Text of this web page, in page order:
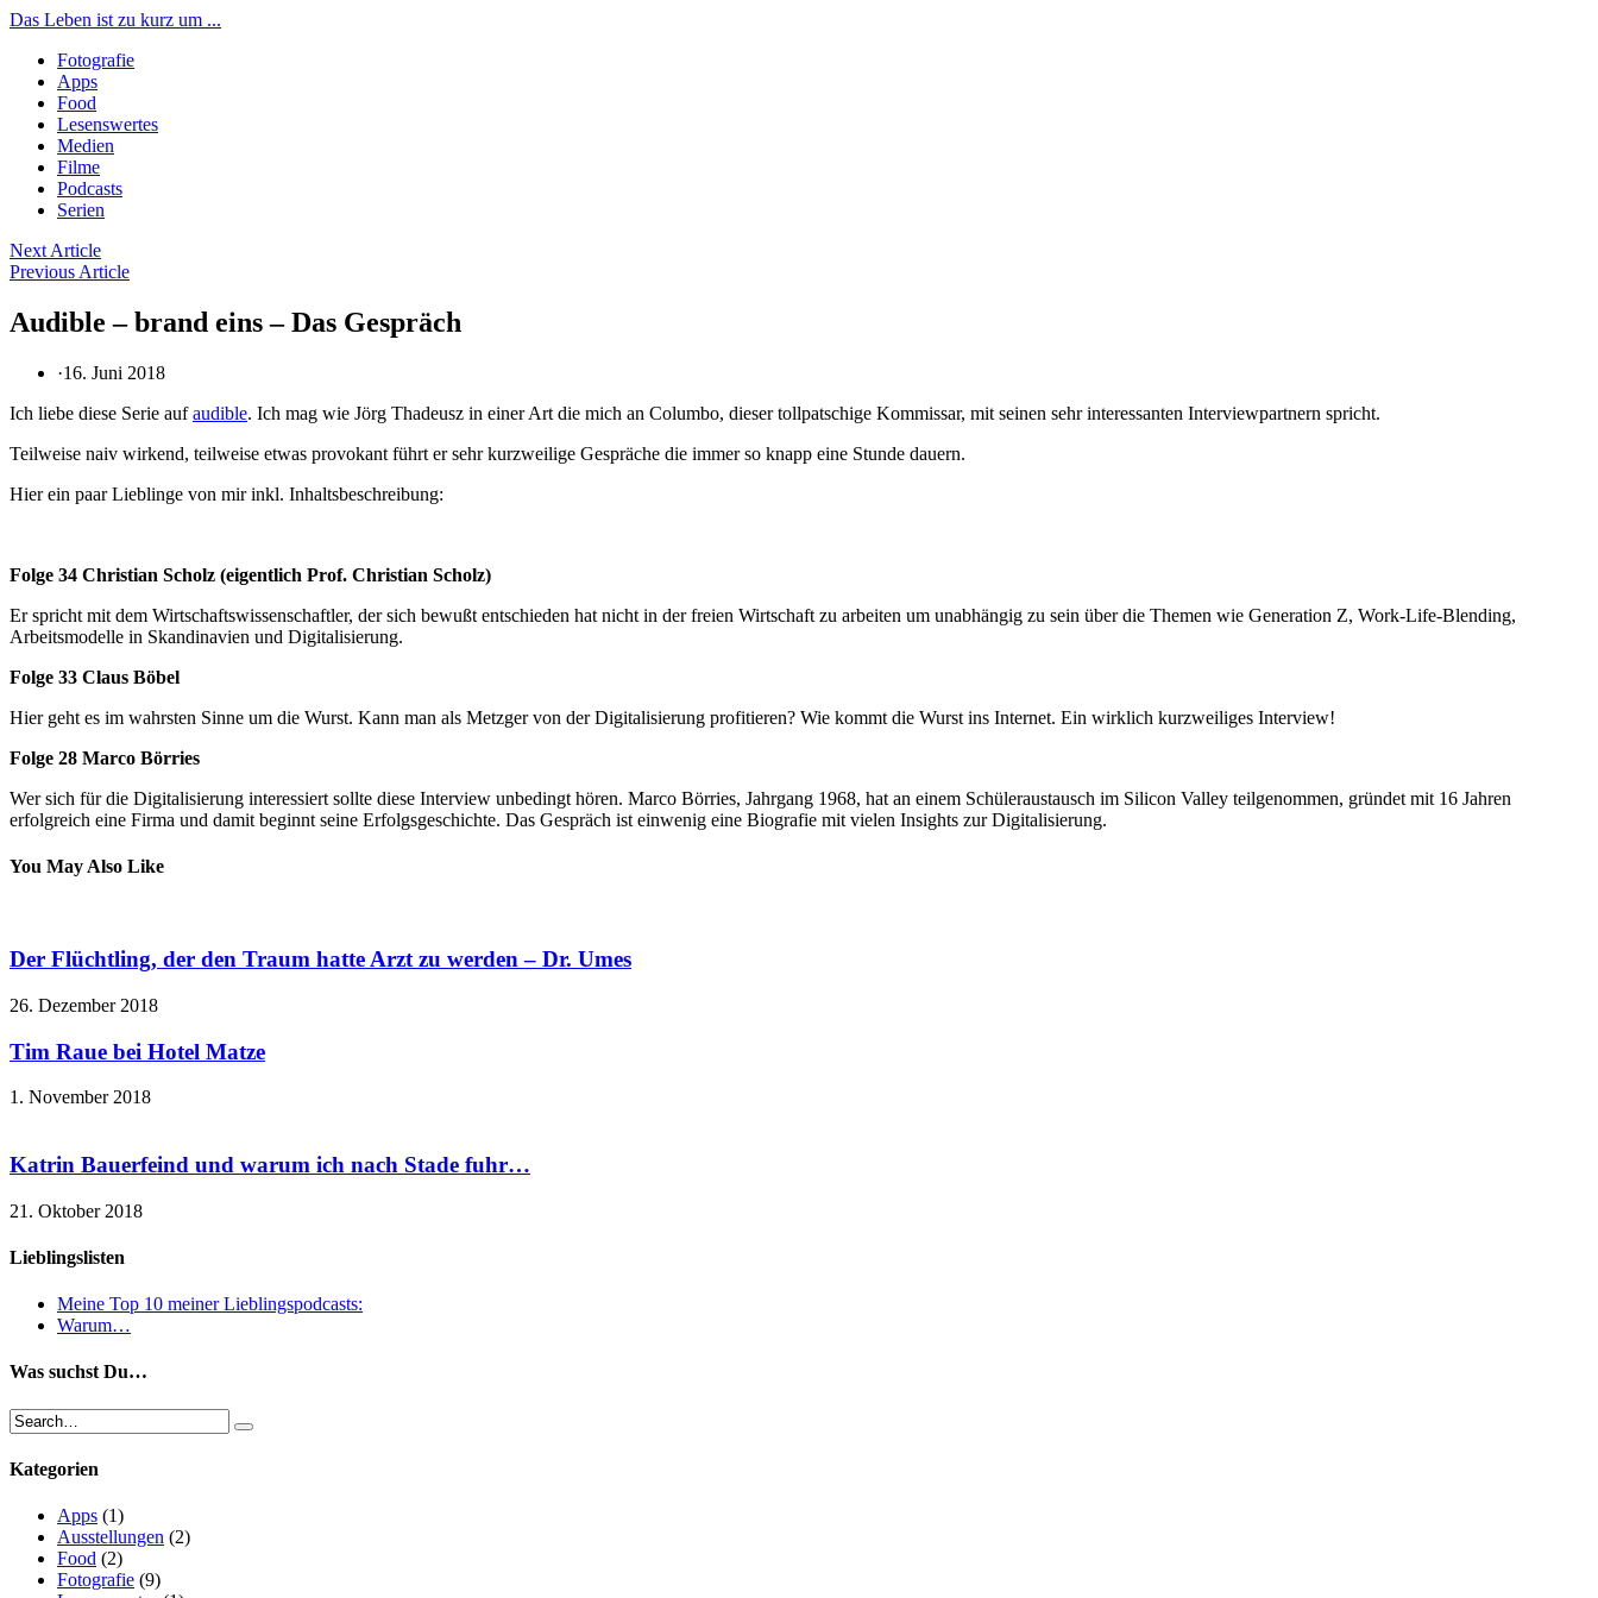
Das Leben ist zu kurz um ...
Fotografie
Apps
Food
Lesenswertes
Medien
Filme
Podcasts
Serien
Beitragsnavigation
Next Article
Previous Article
Audible – brand eins – Das Gespräch
·16. Juni 2018
Ich liebe diese Serie aufaudible. Ich mag wie Jörg Thadeusz in einer Art die mich an Columbo, dieser tollpatschige Kommissar, mit seinen sehr interessanten Interviewpartnern spricht.
Teilweise naiv wirkend, teilweise etwas provokant führt er sehr kurzweilige Gespräche die immer so knapp eine Stunde dauern.
Hier ein paar Lieblinge von mir inkl. Inhaltsbeschreibung:
Folge 34 Christian Scholz (eigentlich Prof. Christian Scholz)
Er spricht mit dem Wirtschaftswissenschaftler, der sich bewußt entschieden hat nicht in der freien Wirtschaft zu arbeiten um unabhängig zu sein über die Themen wie Generation Z, Work-Life-Blending,
Arbeitsmodelle in Skandinavien und Digitalisierung.
Folge 33 Claus Böbel
Hier geht es im wahrsten Sinne um die Wurst. Kann man als Metzger von der Digitalisierung profitieren? Wie kommt die Wurst ins Internet. Ein wirklich kurzweiliges Interview!
Folge 28 Marco Börries
Wer sich für die Digitalisierung interessiert sollte diese Interview unbedingt hören. Marco Börries, Jahrgang 1968, hat an einem Schüleraustausch im Silicon Valley teilgenommen, gründet mit 16 Jahren
erfolgreich eine Firma und damit beginnt seine Erfolgsgeschichte. Das Gespräch ist einwenig eine Biografie mit vielen Insights zur Digitalisierung.
You May Also Like
Der Flüchtling, der den Traum hatte Arzt zu werden – Dr. Umes
26. Dezember 2018
Tim Raue bei Hotel Matze
1. November 2018
Katrin Bauerfeind und warum ich nach Stade fuhr…
21. Oktober 2018
Lieblingslisten
Meine Top 10 meiner Lieblingspodcasts:
Warum…
Was suchst Du…
Kategorien
Apps (1)
Ausstellungen (2)
Food (2)
Fotografie (9)